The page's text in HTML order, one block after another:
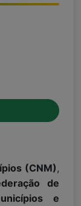
(CNM) ,
de
e